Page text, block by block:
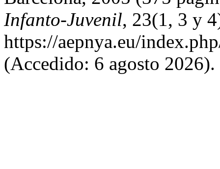
Infanto-Juvenil, 23(1, 3 y
https://aepnya.eu/
(Accedido: 6 agosto 2026).